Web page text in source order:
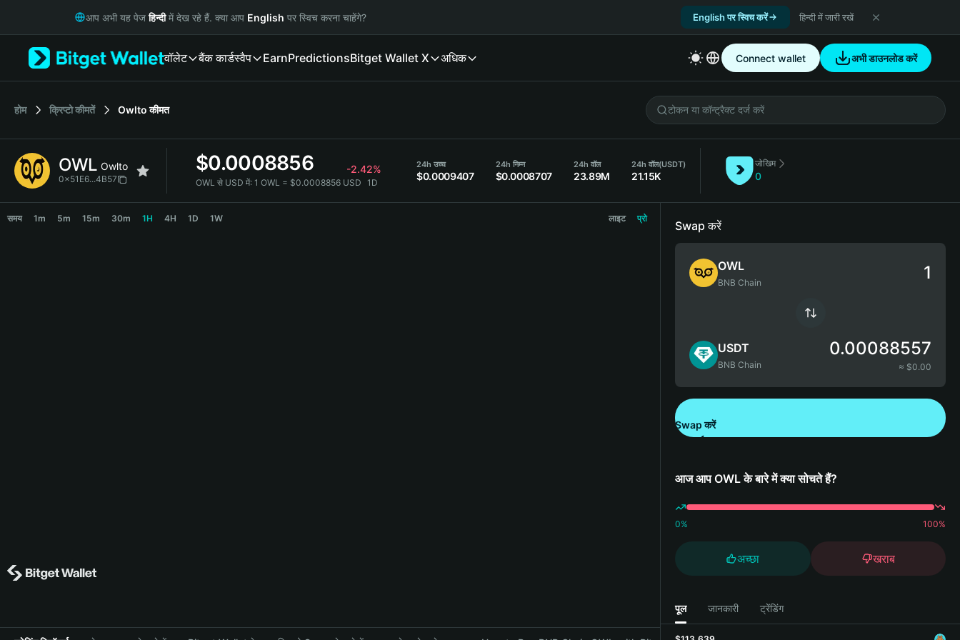
Русский
Italiano
简体中文
繁體中文
Bahasa Indonesia
आप अभी यह पेजहिन्दीमें देख रहे हैं. क्या आप English पर स्विच करना चाहेंगे? English पर स्विच करें हिन्दी में जारी रखें
वॉलेट बैंक कार्डस्वैप EarnPredictionsBitget Wallet X अधिक Connect wallet अभी डाउनलोड करें
होम क्रिप्टो कीमतें Owlto कीमत
OWL Owlto
0x51E6...4B57
$0.0008856 -2.42%
OWL से USD में: 1 OWL = $0.0008856 USD 1D
24h उच्च
$0.0009407
24h निम्न
$0.0008707
24h वॉल
23.89M
24h वॉल(USDT)
21.15K
जोखिम
0
समय 1m 5m 15m 30m 1H 4H 1D 1W लाइट प्रो
Swap करें
OWL
BNB Chain
USDT
BNB Chain
0.00088557
≈ $0.00
Swap करें
आज आप OWL के बारे में क्या सोचते हैं?
0% 100%
अच्छा खराब
पूल जानकारी ट्रेंडिंग